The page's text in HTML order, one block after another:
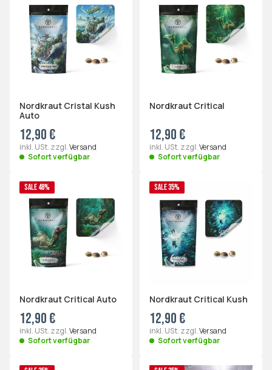
Nordkraut Cristal Kush
Auto
12,90 €
inkl. USt. zzgl.Versand
Sofort verfügbar
Nordkraut Critical
12,90 €
inkl. USt. zzgl.Versand
Sofort verfügbar
SALE 48%
Nordkraut Critical Auto
12,90 €
inkl. USt. zzgl.Versand
Sofort verfügbar
SALE 35%
Nordkraut Critical Kush
12,90 €
inkl. USt. zzgl.Versand
Sofort verfügbar